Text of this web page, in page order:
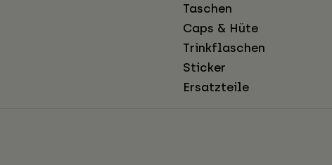
Taschen
Caps & Hüte
Trinkflaschen
Sticker
Ersatzteile